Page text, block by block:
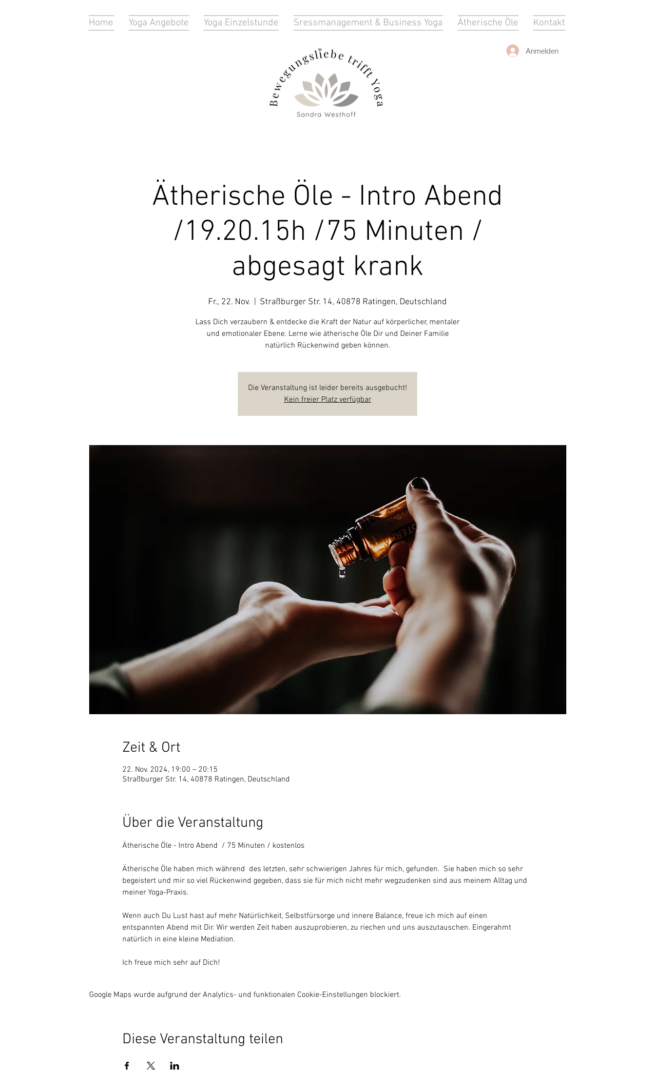
Home Yoga Angebote Yoga Einzelstunde Sressmanagement & Business Yoga Ätherische Öle Kontakt
Anmelden
Ätherische Öle - Intro Abend
/19.20.15h /75 Minuten /
abgesagt krank
Fr., 22. Nov. Straßburger Str. 14, 40878 Ratingen, Deutschland
Lass Dich verzaubern & entdecke die Kraft der Natur auf körperlicher, mentaler
und emotionaler Ebene. Lerne wie ätherische Öle Dir und Deiner Familie
natürlich Rückenwind geben können.
Die Veranstaltung ist leider bereits ausgebucht!
Kein freier Platz verfügbar
Zeit & Ort
22. Nov. 2024, 19:00 – 20:15
Straßburger Str. 14, 40878 Ratingen, Deutschland
Über die Veranstaltung
Ätherische Öle - Intro Abend  / 75 Minuten / kostenlos
Ätherische Öle haben mich während  des letzten, sehr schwierigen Jahres für mich, gefunden.  Sie haben mich so sehr
begeistert und mir so viel Rückenwind gegeben, dass sie für mich nicht mehr wegzudenken sind aus meinem Alltag und
meiner Yoga-Praxis.
Wenn auch Du Lust hast auf mehr Natürlichkeit, Selbstfürsorge und innere Balance, freue ich mich auf einen
entspannten Abend mit Dir. Wir werden Zeit haben auszuprobieren, zu riechen und uns auszutauschen. Eingerahmt
natürlich in eine kleine Mediation.
Ich freue mich sehr auf Dich!
Google Maps wurde aufgrund der Analytics- und funktionalen Cookie-Einstellungen blockiert.
Diese Veranstaltung teilen